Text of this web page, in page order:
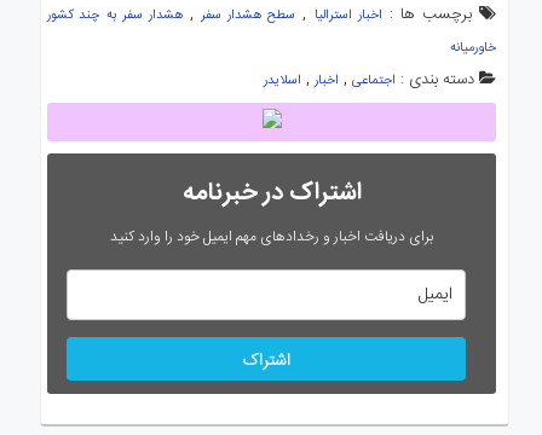
برچسب ها : اخبار استرالیا , سطح هشدار سفر ,هشدار سفر به چند کشور
خاورمیانه
دسته بندی : اجتماعی, اخبار, اسلایدر
اشتراک در خبرنامه
برای دریافت اخبار و رخدادهای مهم ایمیل خود را وارد کنید
اشتراک